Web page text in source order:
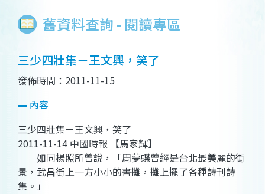
舊資料查詢 - 閱讀專區
三少四壯集－王文興，笑了
發佈時間：2011-11-15
內容
三少四壯集－王文興，笑了
2011-11-14 中國時報 【馬家輝】
如同楊照所曾說，「周夢蝶曾經是台北最美麗的街
景，武昌街上一方小小的書攤，攤上擺了各種詩刊詩
集。」